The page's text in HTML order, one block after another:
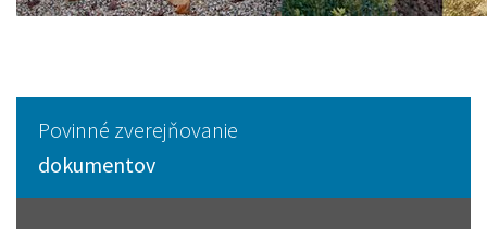
Povinné zverejňovanie
dokumentov